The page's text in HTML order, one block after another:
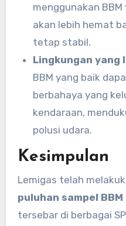
menggunakan
akan lebih hemat
tetap stabil.
Lingkungan yang
BBM yang baik
berbahaya yang
kendaraan,
polusi udara.
Kesimpulan
Lemigas telah
puluhan sampel
tersebar di berbagai